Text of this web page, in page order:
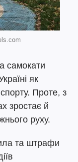
самокати
як
Проте, з
зростає й
руху.
та штрафи